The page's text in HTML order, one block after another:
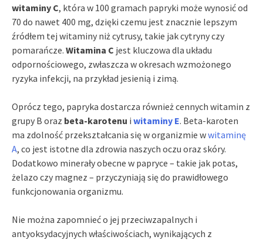
witaminy C, która w 100 gramach papryki może wynosić od
70 do nawet 400 mg, dzięki czemu jest znacznie lepszym
źródłem tej witaminy niż cytrusy, takie jak cytryny czy
pomarańcze. Witamina C jest kluczowa dla układu
odpornościowego, zwłaszcza w okresach wzmożonego
ryzyka infekcji, na przykład jesienią i zimą.
Oprócz tego, papryka dostarcza również cennych witamin z
grupy B oraz beta-karotenu i witaminy E. Beta-karoten
ma zdolność przekształcania się w organizmie wwitaminę
A, co jest istotne dla zdrowia naszych oczu oraz skóry.
Dodatkowo minerały obecne w papryce – takie jak potas,
żelazo czy magnez – przyczyniają się do prawidłowego
funkcjonowania organizmu.
Nie można zapomnieć o jej przeciwzapalnych i
antyoksydacyjnych właściwościach, wynikających z